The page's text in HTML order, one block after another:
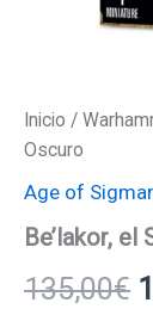
Inicio /
Oscuro
Age of Sigmar
Be’lakor, el
135,00€